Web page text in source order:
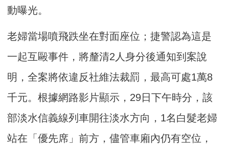
動曝光。
老婦當場噴飛跌坐在對面座位；捷警認為這是
一起互毆事件，將釐清2人身分後通知到案說
明，全案將依違反社維法裁罰，最高可處1萬8
千元。根據網路影片顯示，29日下午時分，該
部淡水信義線列車開往淡水方向，1名白髮老婦
站在「優先席」前方，儘管車廂內仍有空位，